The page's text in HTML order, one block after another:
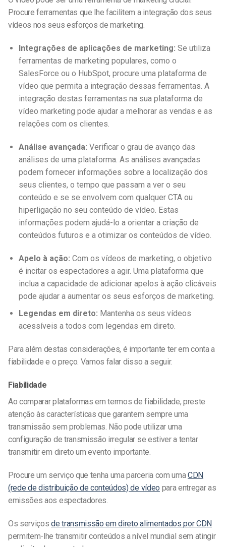
Procure ferramentas que lhe facilitem a integração dos seus
vídeos nos seus esforços de marketing.
Integrações de aplicações de marketing: Se utiliza
ferramentas de marketing populares, como o
SalesForce ou o HubSpot, procure uma plataforma de
vídeo que permita a integração dessas ferramentas. A
integração destas ferramentas na sua plataforma de
vídeo marketing pode ajudar a melhorar as vendas e as
relações com os clientes.
Análise avançada: Verificar o grau de avanço das
análises de uma plataforma. As análises avançadas
podem fornecer informações sobre a localização dos
seus clientes, o tempo que passam a ver o seu
conteúdo e se se envolvem com qualquer CTA ou
hiperligação no seu conteúdo de vídeo. Estas
informações podem ajudá-lo a orientar a criação de
conteúdos futuros e a otimizar os conteúdos de vídeo.
Apelo à ação: Com os vídeos de marketing, o objetivo
é incitar os espectadores a agir. Uma plataforma que
inclua a capacidade de adicionar apelos à ação clicáveis
pode ajudar a aumentar os seus esforços de marketing.
Legendas em direto: Mantenha os seus vídeos
acessíveis a todos com legendas em direto.
Para além destas considerações, é importante ter em conta a
fiabilidade e o preço. Vamos falar disso a seguir.
Fiabilidade
Ao comparar plataformas em termos de fiabilidade, preste
atenção às características que garantem sempre uma
transmissão sem problemas. Não pode utilizar uma
configuração de transmissão irregular se estiver a tentar
transmitir em direto um evento importante.
Procure um serviço que tenha uma parceria com umaCDN
(rede de distribuição de conteúdos) de vídeo para entregar as
emissões aos espectadores.
Os serviçosde transmissão em direto alimentados por CDN
permitem-lhe transmitir conteúdos a nível mundial sem atingir